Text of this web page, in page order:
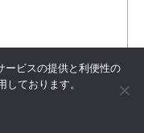
何も見えない
感じる
ービスの提供と利便性の
ております。